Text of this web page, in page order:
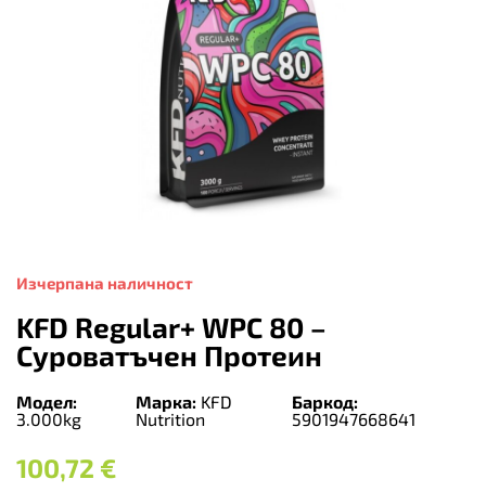
Изчерпана наличност
KFD Regular+ WPC 80 –
Суроватъчен Протеин
Модел:
3.000kg
Марка: KFD
Nutrition
Баркод:
5901947668641
100,72 €